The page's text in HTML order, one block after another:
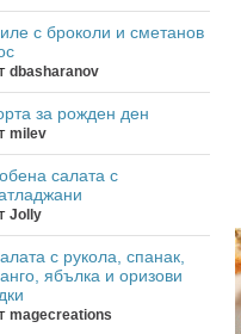
с броколи и сметанов
dbasharanov
за рожден ден
milev
салата с
Jolly
с рукола, спанак,
ябълка и оризови
magecreations